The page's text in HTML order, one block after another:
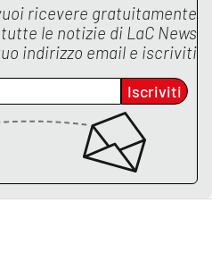
ricevere gratuitamente
tutte le notizie di LaC News
indirizzo email e iscriviti
Iscriviti